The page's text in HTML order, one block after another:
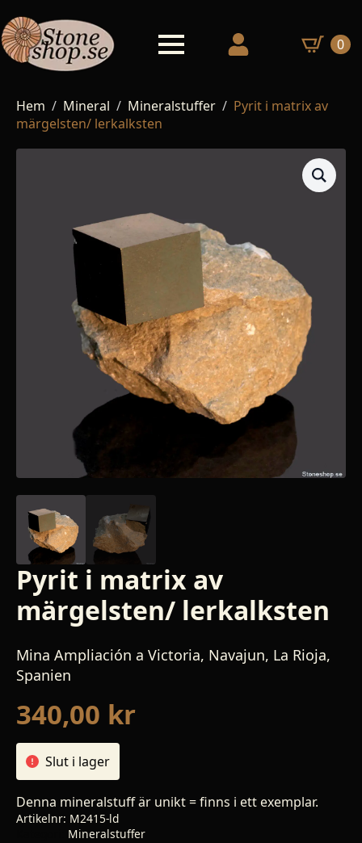
0
Hem Mineral Mineralstuffer
Pyrit i matrix av
märgelsten/ lerkalksten
Pyrit i matrix av
märgelsten/ lerkalksten
Mina Ampliación a Victoria, Navajun, La Rioja,
Spanien
340,00 kr
Slut i lager
Denna mineralstuff är unikt = finns i ett exemplar.
Artikelnr: M2415-ld
Mineralstuffer